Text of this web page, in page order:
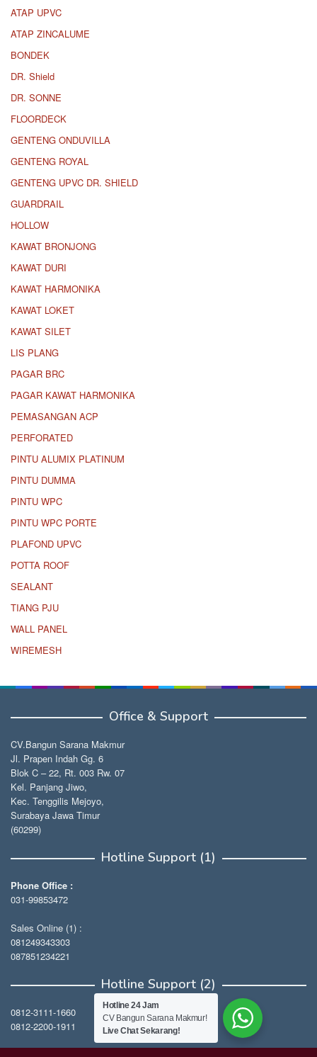
ATAP UPVC
ATAP ZINCALUME
BONDEK
DR. Shield
DR. SONNE
FLOORDECK
GENTENG ONDUVILLA
GENTENG ROYAL
GENTENG UPVC DR. SHIELD
GUARDRAIL
HOLLOW
KAWAT BRONJONG
KAWAT DURI
KAWAT HARMONIKA
KAWAT LOKET
KAWAT SILET
LIS PLANG
PAGAR BRC
PAGAR KAWAT HARMONIKA
PEMASANGAN ACP
PERFORATED
PINTU ALUMIX PLATINUM
PINTU DUMMA
PINTU WPC
PINTU WPC PORTE
PLAFOND UPVC
POTTA ROOF
SEALANT
TIANG PJU
WALL PANEL
WIREMESH
Office & Support
CV.Bangun Sarana Makmur
Jl. Prapen Indah Gg. 6
Blok C – 22, Rt. 003 Rw. 07
Kel. Panjang Jiwo,
Kec. Tenggilis Mejoyo,
Surabaya Jawa Timur
(60299)
Hotline Support (1)
Phone Office :
031-99853472
Sales Online (1) :
081249343303
087851234221
Hotline Support (2)
0812-3111-1660
0812-2200-1911
Hotline 24 Jam
CV Bangun Sarana Makmur!
Live Chat Sekarang!